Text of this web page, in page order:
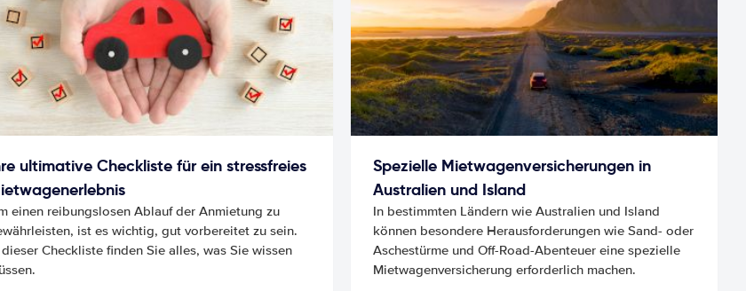
ultimative Checkliste für ein stressfreies
einen reibungslosen Ablauf der Anmietung zu
ist es wichtig, gut vorbereitet zu sein.
dieser Checkliste finden Sie alles, was Sie wissen
Spezielle Mietwagenversicherungen in
Australien und Island
In bestimmten Ländern wie Australien und Island
können besondere Herausforderungen wie Sand- oder
Aschestürme und Off-Road-Abenteuer eine spezielle
Mietwagenversicherung erforderlich machen.